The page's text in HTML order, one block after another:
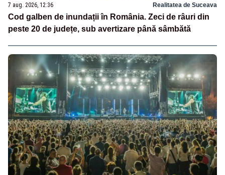
7 aug. 2026, 12:36 Realitatea de Suceava
Cod galben de inundații în România. Zeci de râuri din
peste 20 de județe, sub avertizare până sâmbătă